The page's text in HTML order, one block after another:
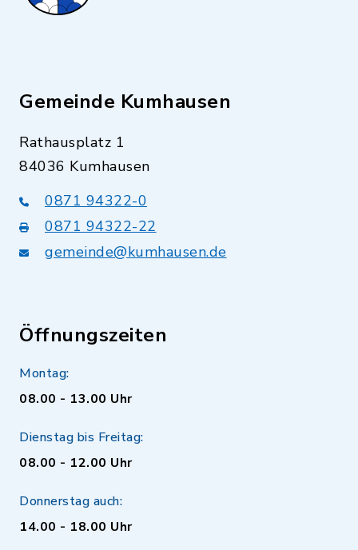
Gemeinde Kumhausen
Rathausplatz 1
84036 Kumhausen
0871 94322-0
0871 94322-22
gemeinde@kumhausen.de
Öffnungszeiten
Montag:
08.00 - 13.00 Uhr
Dienstag bis Freitag:
08.00 - 12.00 Uhr
Donnerstag auch:
14.00 - 18.00 Uhr